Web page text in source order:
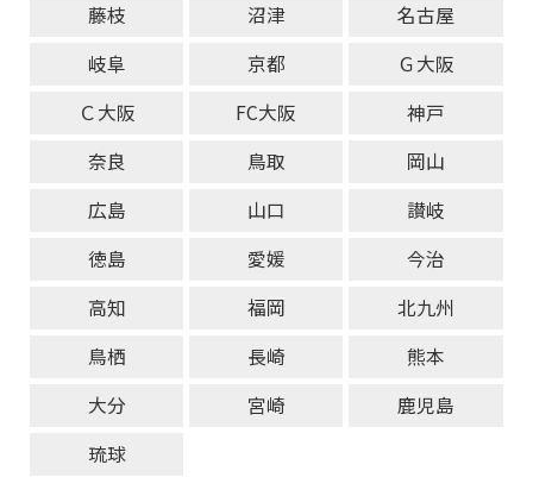
藤枝
沼津
名古屋
岐阜
京都
Ｇ大阪
Ｃ大阪
FC大阪
神戸
奈良
鳥取
岡山
広島
山口
讃岐
徳島
愛媛
今治
高知
福岡
北九州
鳥栖
長崎
熊本
大分
宮崎
鹿児島
琉球